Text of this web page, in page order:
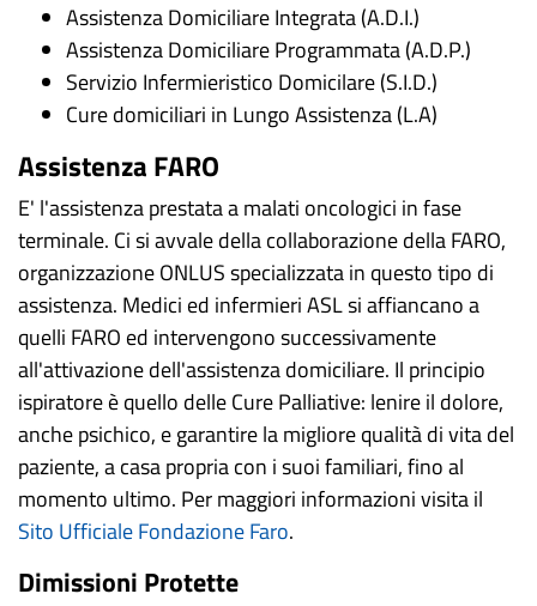
Assistenza Domiciliare Integrata (A.D.I.)
Assistenza Domiciliare Programmata (A.D.P.)
Servizio Infermieristico Domicilare (S.I.D.)
Cure domiciliari in Lungo Assistenza (L.A)
Assistenza FARO
E' l'assistenza prestata a malati oncologici in fase
terminale. Ci si avvale della collaborazione della FARO,
organizzazione ONLUS specializzata in questo tipo di
assistenza. Medici ed infermieri ASL si affiancano a
quelli FARO ed intervengono successivamente
all'attivazione dell'assistenza domiciliare. Il principio
ispiratore è quello delle Cure Palliative: lenire il dolore,
anche psichico, e garantire la migliore qualità di vita del
paziente, a casa propria con i suoi familiari, fino al
momento ultimo. Per maggiori informazioni visita il
Sito Ufficiale Fondazione Faro.
Dimissioni Protette